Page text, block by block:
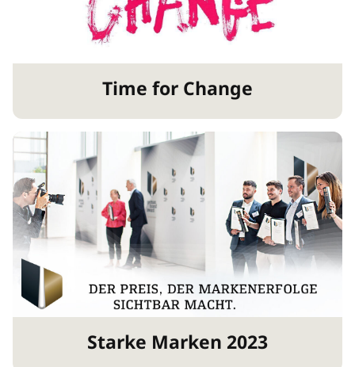
Time for Change
Starke Marken 2023